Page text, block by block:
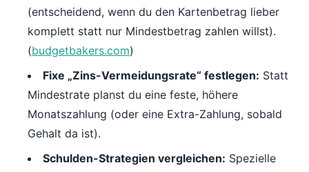
(entscheidend, wenn du den Kartenbetrag lieber
komplett statt nur Mindestbetrag zahlen willst).
(budgetbakers.com)
Fixe „Zins-Vermeidungsrate“ festlegen: Statt
Mindestrate planst du eine feste, höhere
Monatszahlung (oder eine Extra-Zahlung, sobald
Gehalt da ist).
Schulden-Strategien vergleichen: Spezielle